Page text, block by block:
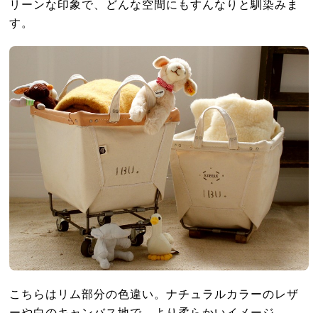
リーンな印象で、どんな空間にもすんなりと馴染みま
す。
こちらはリム部分の色違い。ナチュラルカラーのレザ